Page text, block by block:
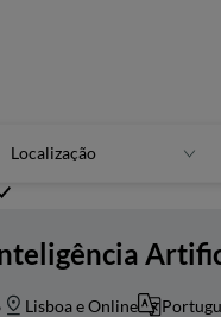
Localização
Lisboa e Online